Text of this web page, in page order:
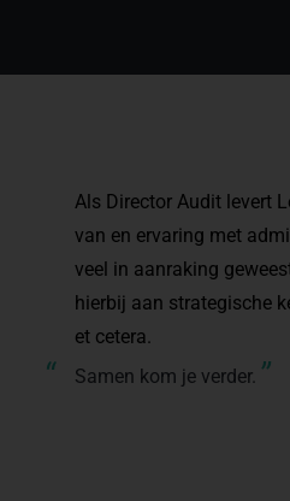
Als Director Audit levert
van en ervaring met
veel in aanraking
hierbij aan strategische
et cetera.
“ Samen kom je verder. ”